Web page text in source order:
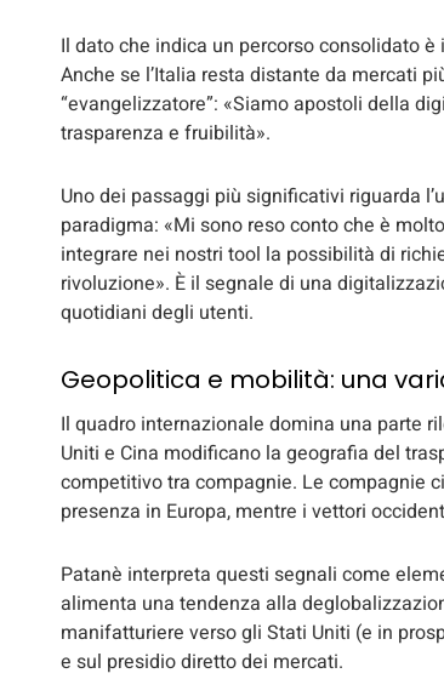
Il dato che indica un percorso consolidato
Anche se l’Italia resta distante da mercati
“evangelizzatore”: «Siamo apostoli della
trasparenza e fruibilità».
Uno dei passaggi più significativi riguarda
paradigma: «Mi sono reso conto che è
integrare nei nostri tool la possibilità di
rivoluzione». È il segnale di una
quotidiani degli utenti.
Geopolitica e mobilità: una
Il quadro internazionale domina una parte
Uniti e Cina modificano la geografia del
competitivo tra compagnie. Le compagnie
presenza in Europa, mentre i vettori
Patanè interpreta questi segnali come
alimenta una tendenza alla
manifatturiere verso gli Stati Uniti (e in
e sul presidio diretto dei mercati.